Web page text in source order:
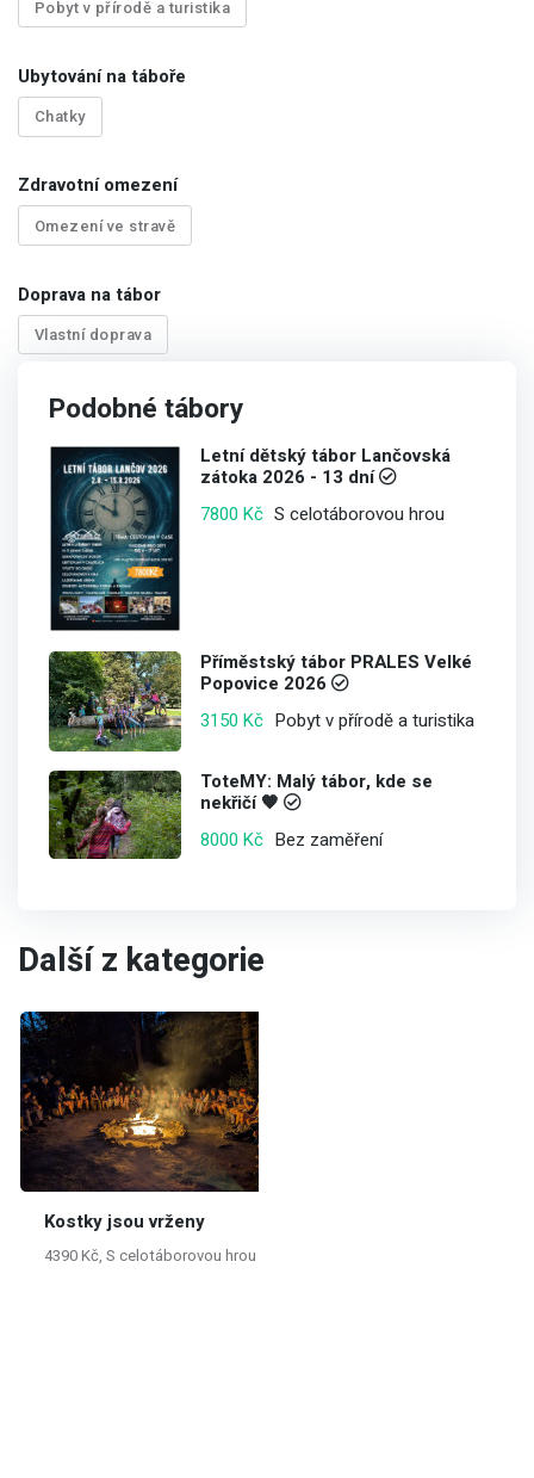
Podobné tábory
Letní dětský tábor Lančovská
zátoka 2026 - 13 dní
7800 Kč S celotáborovou hrou
Příměstský tábor PRALES Velké
Popovice 2026
3150 Kč Pobyt v přírodě a turistika
ToteMY: Malý tábor, kde se
nekřičí 🧡
8000 Kč Bez zaměření
Pobyt v přírodě a turistika
Ubytování na táboře
Chatky
Zdravotní omezení
Omezení ve stravě
Doprava na tábor
Vlastní doprava
Další z kategorie
Kostky jsou vrženy
4390 Kč, S celotáborovou hrou